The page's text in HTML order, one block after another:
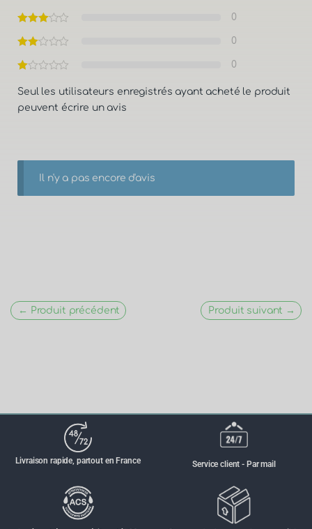
0
0
0
Seul les utilisateurs enregistrés ayant acheté le produit
peuvent écrire un avis
Il n'y a pas encore d'avis
← Produit précédent Produit suivant →
Livraison rapide, partout en France Service client - Par mail